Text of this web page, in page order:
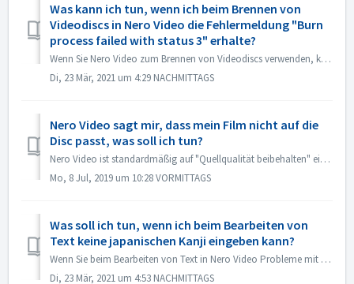
Was kann ich tun, wenn ich beim Brennen von
Videodiscs in Nero Video die Fehlermeldung "Burn
process failed with status 3" erhalte?
Wenn Sie Nero Video zum Brennen von Videodiscs verwenden, können Sie auf diesen Fehler stoßen. "Status 3" ist ein allgemeiner Status für den Bre...
Di, 23 Mär, 2021 um 4:29 NACHMITTAGS
Nero Video sagt mir, dass mein Film nicht auf die
Disc passt, was soll ich tun?
Nero Video ist standardmäßig auf "Quellqualität beibehalten" eingestellt. So behält Ihre resultierende DVD, AVCHD, Blu-ray die Qualität bei und si...
Mo, 8 Jul, 2019 um 10:28 VORMITTAGS
Was soll ich tun, wenn ich beim Bearbeiten von
Text keine japanischen Kanji eingeben kann?
Wenn Sie beim Bearbeiten von Text in Nero Video Probleme mit der Eingabe von japanischen Kanji mit einem Eingabemethoden-Editor, z. B. ATOK, haben, möchten ...
Di, 23 Mär, 2021 um 4:53 NACHMITTAGS